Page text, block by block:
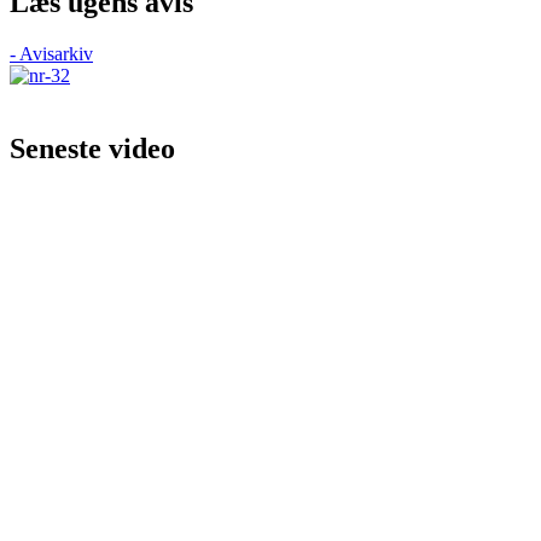
- Avisarkiv
Seneste video